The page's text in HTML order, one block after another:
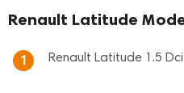
Renault Latitude
1 Renault Latitude 1.5 Dci